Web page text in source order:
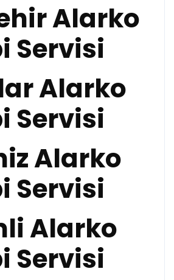
Alarko
Servisi
Alarko
Servisi
Alarko
Servisi
Alarko
Servisi